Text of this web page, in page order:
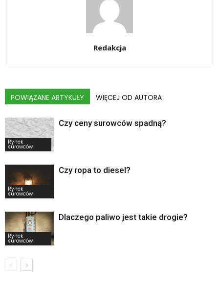
Redakcja
POWIĄZANE ARTYKUŁY WIĘCEJ OD AUTORA
Rynek
surowców
Czy ceny surowców spadną?
Rynek
surowców
Czy ropa to diesel?
Rynek
surowców
Dlaczego paliwo jest takie drogie?